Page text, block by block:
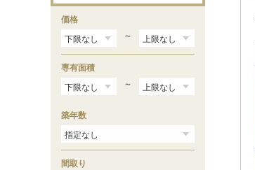
価格
～
専有面積
～
築年数
間取り